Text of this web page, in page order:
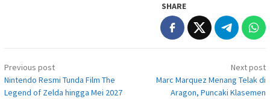
SHARE
Post
navigation
Previous post
Nintendo Resmi Tunda Film The
Legend of Zelda hingga Mei 2027
Next post
Marc Marquez Menang Telak di
Aragon, Puncaki Klasemen